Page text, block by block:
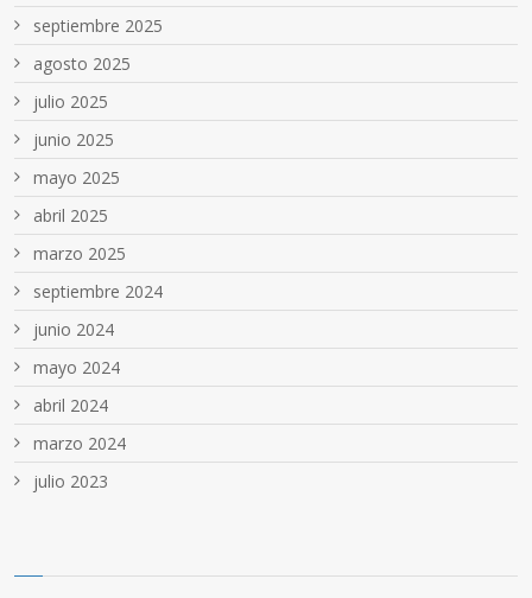
septiembre 2025
agosto 2025
julio 2025
junio 2025
mayo 2025
abril 2025
marzo 2025
septiembre 2024
junio 2024
mayo 2024
abril 2024
marzo 2024
julio 2023